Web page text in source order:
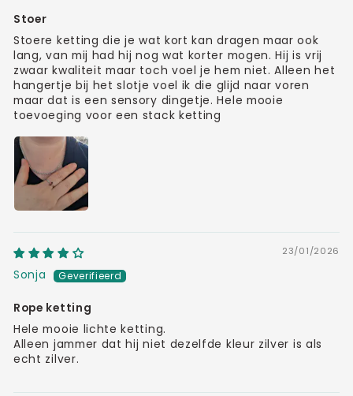
Stoer
Stoere ketting die je wat kort kan dragen maar ook
lang, van mij had hij nog wat korter mogen. Hij is vrij
zwaar kwaliteit maar toch voel je hem niet. Alleen het
hangertje bij het slotje voel ik die glijd naar voren
maar dat is een sensory dingetje. Hele mooie
toevoeging voor een stack ketting
23/01/2026
Sonja
Rope ketting
Hele mooie lichte ketting.
Alleen jammer dat hij niet dezelfde kleur zilver is als
echt zilver.